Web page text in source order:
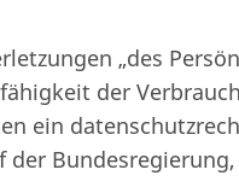
„des
der
ein
Bundesregierung,